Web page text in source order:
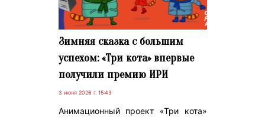
Зимняя сказка с большим
успехом: «Три кота» впервые
получили премию ИРИ
3 июня 2026 г. 15:43
Анимационный проект «Три кота»